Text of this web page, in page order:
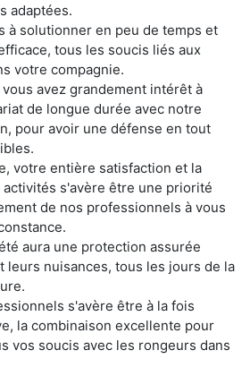
adaptées.
à solutionner en peu de temps et
tous les soucis liés aux
votre compagnie.
avez grandement intérêt à
de longue durée avec notre
pour avoir une défense en tout
votre entière satisfaction et la
s'avère être une priorité
de nos professionnels à vous
aura une protection assurée
leurs nuisances, tous les jours de la
s'avère être à la fois
la combinaison excellente pour
vos soucis avec les rongeurs dans